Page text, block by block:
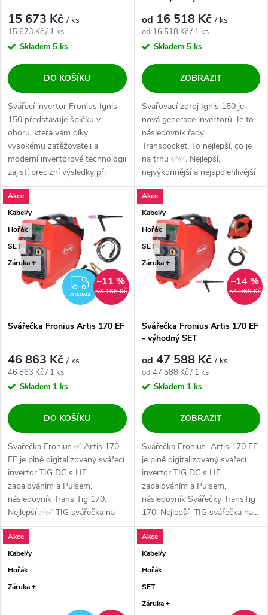
15 673 Kč/ ks
Měrná cena:
15 673 Kč / 1 ks
Skladem 5 ks
DO KOŠÍKU
Svářecí invertor Fronius Ignis
150 představuje špičku v
oboru, která vám díky
vysokému zatěžovateli a
moderní invertorové technologii
zajistí precizní výsledky při
svařování...
od 16 518 Kč/ ks
Měrná cena:
od 16 518 Kč / 1 ks
Skladem 5 ks
ZOBRAZIT
Svařovací zdroj Ignis 150 je
nová generace invertorů. Je to
následovník řady
Transpocket. To nejlepší, co je
na trhu ✅✅. Nejlepší,
nejvýkonnější a nejspolehlivější
svářečka na...
Akce
Kabel/y
Hořák
SET
Záruka +
ZDARMA
ZDARMA 53 166 Kč
–11 %
Svářečka Fronius Artis 170 EF
46 863 Kč/ ks
Měrná cena:
46 863 Kč / 1 ks
Skladem 1 ks
DO KOŠÍKU
Svářečka Fronius ✅ Artis 170
EF je plně digitalizovaný svářecí
invertor TIG DC s HF
zapalováním a Pulsem,
následovník Trans Tig 170.
Nejlepší ✅✅ TIG svářečka na
světě!. Fakt nic...
Akce
Kabel/y
Hořák
SET
Záruka +
54 969 Kč
–14 %
Svářečka Fronius Artis 170 EF
- výhodný SET
od 47 588 Kč/ ks
Měrná cena:
od 47 588 Kč / 1 ks
Skladem 1 ks
ZOBRAZIT
Svářečka Fronius Artis 170 EF
je plně digitalizovaný svářecí
invertor TIG DC s HF
zapalováním a Pulsem,
následovník Svářečky TransTig
170. Nejlepší TIG svářečka na...
Akce
Kabel/y
Hořák
Záruka +
Akce
Kabel/y
Hořák
SET
Záruka +